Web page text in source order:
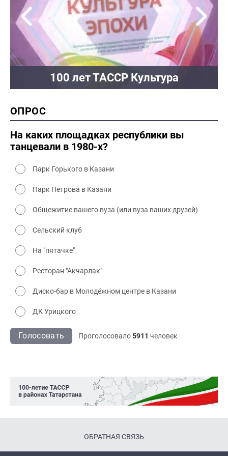
100 лет ТАССР Культура
ОПРОС
На каких площадках республики вы
танцевали в 1980-х?
Парк Горького в Казани
Парк Петрова в Казани
Общежитие вашего вуза (или вуза ваших друзей)
Сельский клуб
На "пятачке"
Ресторан "Акчарлак"
Диско-бар в Молодёжном центре в Казани
ДК Урицкого
Голосовать Проголосовало5911 человек
ОБРАТНАЯ СВЯЗЬ